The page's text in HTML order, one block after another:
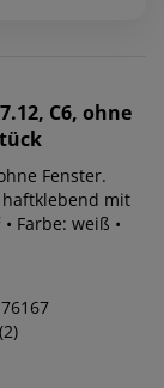
C6, ohne
Fenster.
haftklebend mit
Farbe: weiß •
(2)